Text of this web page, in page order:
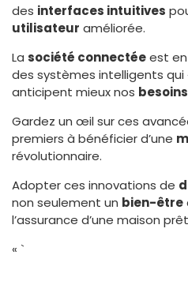
des interfaces intuitives
utilisateur améliorée.
La société connectéeest
des systèmes intelligents qui
anticipent mieux nos
Gardez un œil sur ces
premiers à bénéficier d’une
révolutionnaire.
Adopter ces innovations de
non seulement un bien-être
l’assurance d’une maison
« `